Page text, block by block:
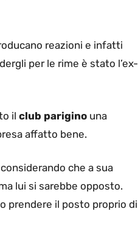
reazioni e infatti
per le rime è stato l’ex-
il club parigino una
affatto bene.
che a sua
lui si sarebbe opposto.
prendere il posto proprio di